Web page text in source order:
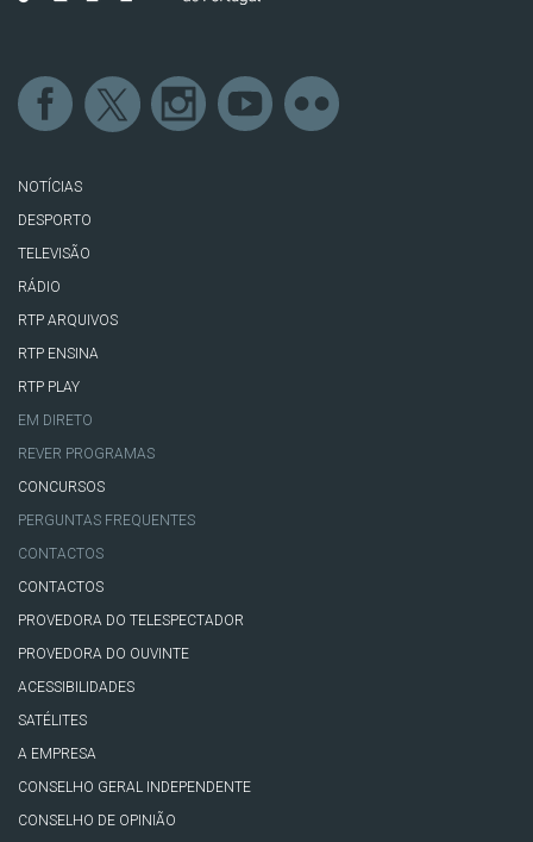
NOTÍCIAS
DESPORTO
TELEVISÃO
RÁDIO
RTP ARQUIVOS
RTP ENSINA
RTP PLAY
EM DIRETO
REVER PROGRAMAS
CONCURSOS
PERGUNTAS FREQUENTES
CONTACTOS
CONTACTOS
PROVEDORA DO TELESPECTADOR
PROVEDORA DO OUVINTE
ACESSIBILIDADES
SATÉLITES
A EMPRESA
CONSELHO GERAL INDEPENDENTE
CONSELHO DE OPINIÃO